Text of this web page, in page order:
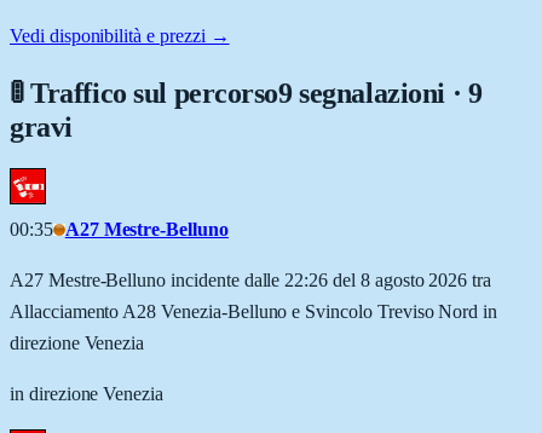
Vedi disponibilità e prezzi →
🚦 Traffico sul percorso9 segnalazioni · 9
gravi
00:35 A27 Mestre-Belluno
A27 Mestre-Belluno incidente dalle 22:26 del 8 agosto 2026 tra
Allacciamento A28 Venezia-Belluno e Svincolo Treviso Nord in
direzione Venezia
in direzione Venezia